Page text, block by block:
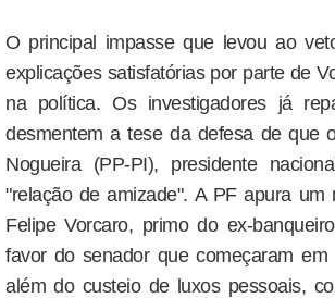
O principal impasse que levou ao
explicações satisfatórias por parte de
na política. Os investigadores já
desmentem a tese da defesa de que
Nogueira (PP-PI), presidente
"relação de amizade". A PF apura
Felipe Vorcaro, primo do ex-
favor do senador que começaram
além do custeio de luxos pessoais,